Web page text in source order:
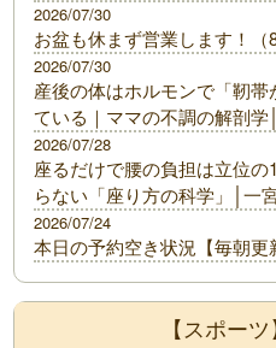
お盆も休まず営業します！（
2026/07/30
産後の体はホルモンで「靭帯
ている｜ママの不調の解剖学
2026/07/30
座るだけで腰の負担は立位
らない「座り方の科学」│一
2026/07/28
本日の予約空き状況【毎朝更
2026/07/24
【スポー